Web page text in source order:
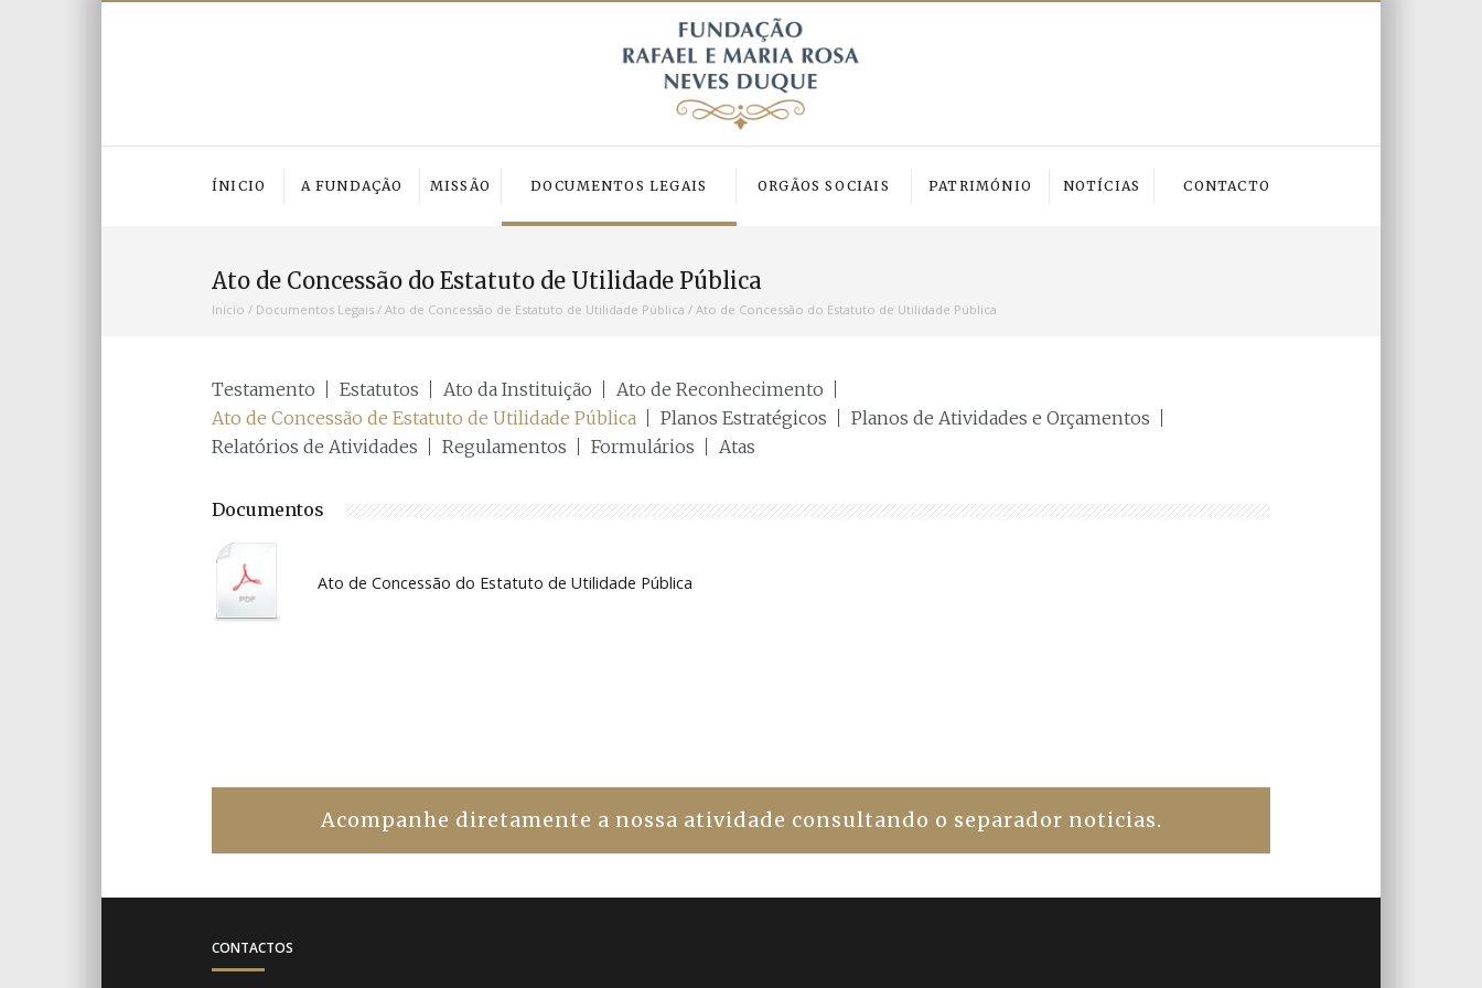
ÍNICIO A FUNDAÇÃO MISSÃO DOCUMENTOS LEGAIS ORGÃOS SOCIAIS PATRIMÓNIO NOTÍCIAS CONTACTO
Ato de Concessão do Estatuto de Utilidade Pública
Início / Documentos Legais / Ato de Concessão de Estatuto de Utilidade Pública / Ato de Concessão do Estatuto de Utilidade Pública
Testamento Estatutos Ato da Instituição
Ato de Reconhecimento
Ato de Concessão de Estatuto de Utilidade Pública
Planos Estratégicos
Planos de Atividades e Orçamentos
Relatórios de Atividades
Regulamentos Formulários Atas
Documentos
Ato de Concessão do Estatuto de Utilidade Pública
Acompanhe diretamente a nossa atividade consultando o separador noticias.
CONTACTOS